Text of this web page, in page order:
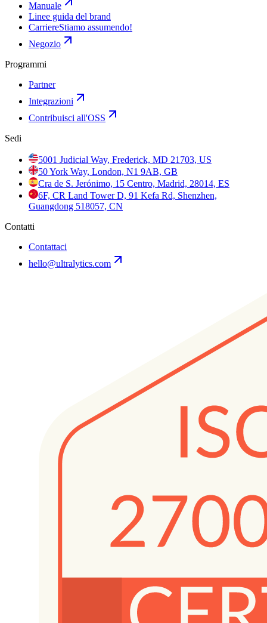
Manuale
Linee guida del brand
CarriereStiamo assumendo!
Negozio
Programmi
Partner
Integrazioni
Contribuisci all'OSS
Sedi
5001 Judicial Way, Frederick, MD 21703, US
50 York Way, London, N1 9AB, GB
Cra de S. Jerónimo, 15 Centro, Madrid, 28014, ES
6F, CR Land Tower D, 91 Kefa Rd, Shenzhen,
Guangdong 518057, CN
Contatti
Contattaci
hello@ultralytics.com